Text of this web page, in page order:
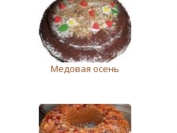
Медовая осень